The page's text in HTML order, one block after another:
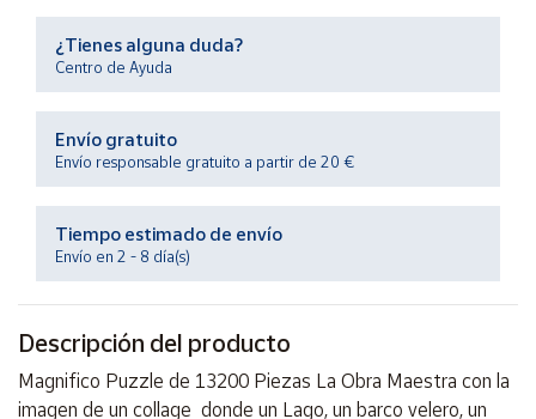
Centro
de ayuda
Contacto
Vendedores
Mapa de
vendedores
vendedor
Área
vendedor
¿Tienes alguna duda?
Centro de Ayuda
Envío gratuito
Envío responsable gratuito a partir de 20 €
Tiempo estimado de envío
Envío en 2 - 8 día(s)
Descripción del producto
Magnifico Puzzle de 13200 Piezas La Obra Maestra con la
imagen de un collage donde un Lago, un barco velero, un